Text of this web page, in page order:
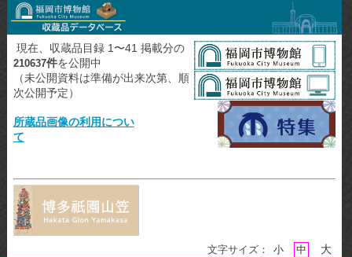
現在、収蔵品目録 1〜41 掲載分の
210637件を公開中
（未公開資料は準備が出来次第、順
次公開予定）
所蔵品画像の利用につい
て
文字サイズ： 小 中 大